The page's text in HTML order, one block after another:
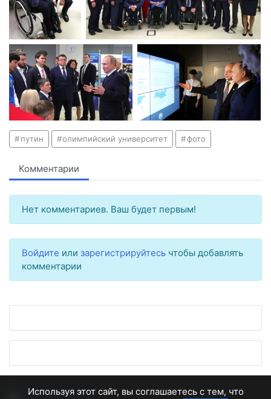
путин олимпийский университет фото
Комментарии
Нет комментариев. Ваш будет первым!
Войдите или зарегистрируйтесь чтобы добавлять
комментарии
Используя этот сайт, вы соглашаетесь с тем, что